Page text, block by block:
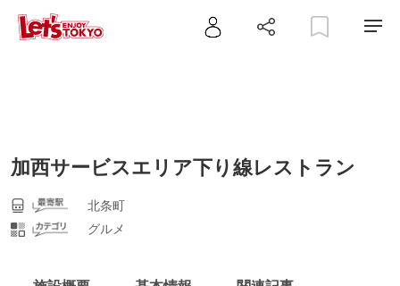
加西サービスエリア下り線レストラン
北条町
グルメ